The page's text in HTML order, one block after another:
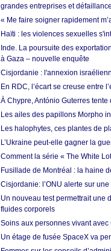
grandes entreprises et
« Me faire soigner rapidement
Haïti : les violences sexuelles
Inde. La poursuite des
à Gaza – nouvelle enquête
Cisjordanie : l'annexion
En RDC, l’écart se creuse entre
À Chypre, António Guterres
Les ailes des papillons Morpho
Les halophytes, ces plantes de
L’Ukraine peut-elle gagner la
Comment la série « The White
Fusillade de Montréal : la haine
Cisjordanie: l’ONU alerte sur
Un nouveau test permettrait une
fluides corporels
Soins aux personnes vivant
Un étage de fusée SpaceX va